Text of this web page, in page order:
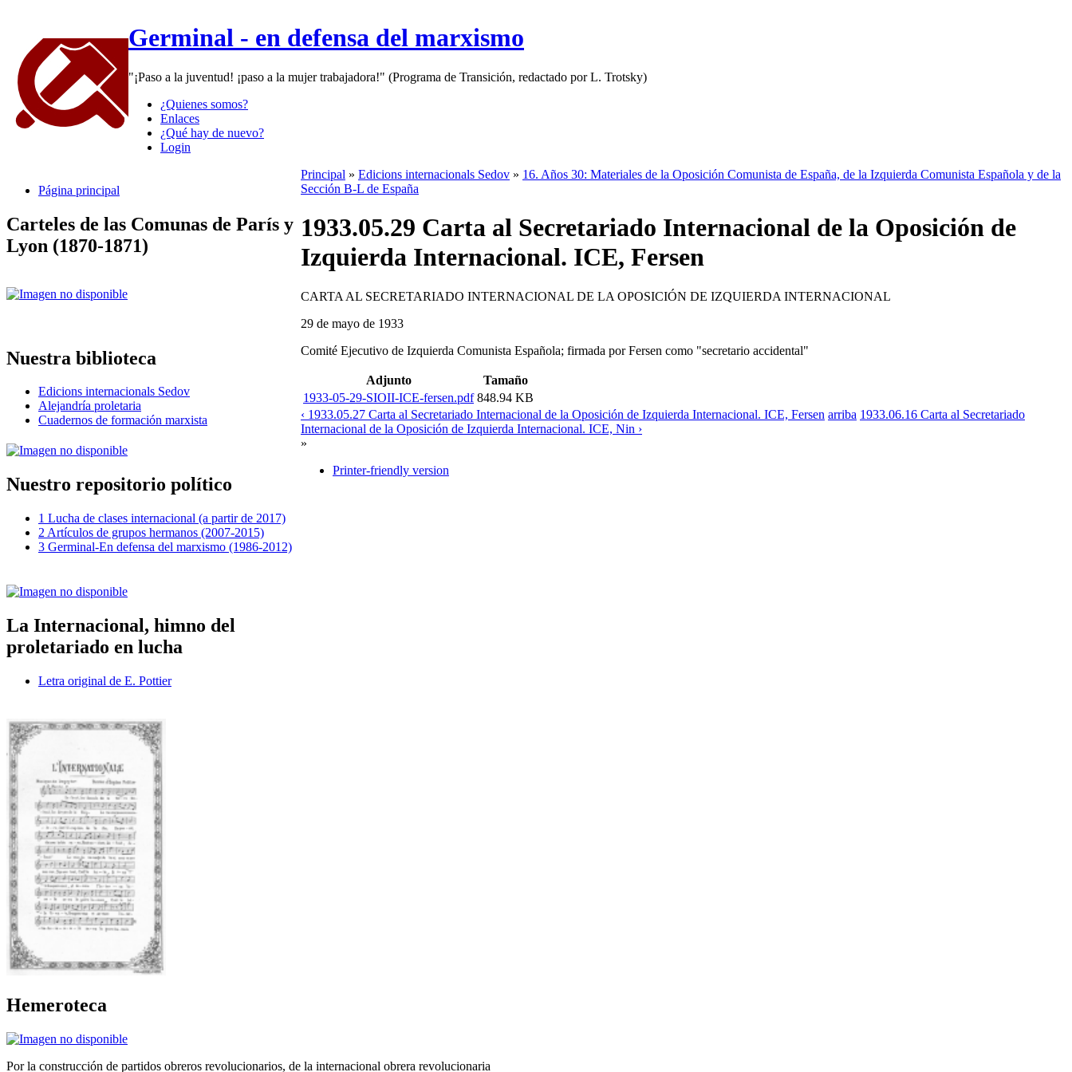
Germinal - en defensa del marxismo
"¡Paso a la juventud! ¡paso a la mujer trabajadora!" (Programa de Transición, redactado por L. Trotsky)
¿Quienes somos?
Enlaces
¿Qué hay de nuevo?
Login
Página principal
Carteles de las Comunas de París y
Lyon (1870-1871)
Nuestra biblioteca
Edicions internacionals Sedov
Alejandría proletaria
Cuadernos de formación marxista
Nuestro repositorio político
1 Lucha de clases internacional (a partir de 2017)
2 Artículos de grupos hermanos (2007-2015)
3 Germinal-En defensa del marxismo (1986-2012)
La Internacional, himno del
proletariado en lucha
Letra original de E. Pottier
Hemeroteca
Principal » Edicions internacionals Sedov » 16. Años 30: Materiales de la Oposición Comunista de España, de la Izquierda Comunista Española y de la
Sección B-L de España
1933.05.29 Carta al Secretariado Internacional de la Oposición de
Izquierda Internacional. ICE, Fersen
CARTA AL SECRETARIADO INTERNACIONAL DE LA OPOSICIÓN DE IZQUIERDA INTERNACIONAL
29 de mayo de 1933
Comité Ejecutivo de Izquierda Comunista Española; firmada por Fersen como "secretario accidental"
Adjunto
Tamaño
1933-05-29-SIOII-ICE-fersen.pdf 848.94 KB
‹ 1933.05.27 Carta al Secretariado Internacional de la Oposición de Izquierda Internacional. ICE, Fersen arriba 1933.06.16 Carta al Secretariado
Internacional de la Oposición de Izquierda Internacional. ICE, Nin ›
»
Printer-friendly version
Por la construcción de partidos obreros revolucionarios, de la internacional obrera revolucionaria